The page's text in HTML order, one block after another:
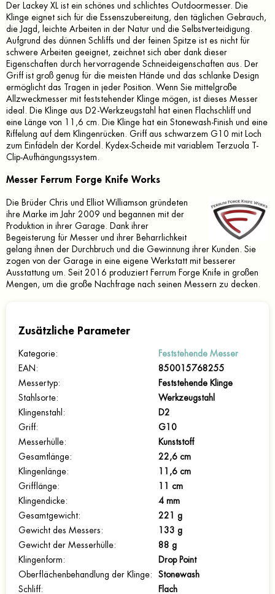
Der Lackey XL ist ein schönes und schlichtes Outdoormesser.
Die
Klinge eignet sich für die Essenszubereitung, den täglichen Gebrauch,
die Jagd, leichte Arbeiten in der Natur und die Selbstverteidigung.
Aufgrund des dünnen Schliffs und der feinen Spitze ist es nicht für
schwere Arbeiten geeignet, zeichnet sich aber dank dieser
Eigenschaften durch hervorragende Schneideigenschaften aus.
Der
Griff ist groß genug für die meisten Hände und das schlanke Design
ermöglicht das Tragen in jeder Position.
Wenn Sie mittelgroße
Allzweckmesser mit feststehender Klinge mögen, ist dieses Messer
ideal.
Die Klinge aus D2-Werkzeugstahl hat einen Flachschliff und
eine Länge von 11,6 cm.
Die Klinge hat ein Stonewash-Finish und eine
Riffelung auf dem Klingenrücken.
Griff aus schwarzem G10 mit Loch
zum Einfädeln der Kordel.
Kydex-Scheide mit variablem Terzuola T-
Clip-Aufhängungssystem.
Messer Ferrum Forge Knife Works
Die Brüder Chris und Elliot Williamson gründeten
ihre Marke im Jahr 2009 und begannen mit der
Produktion in ihrer Garage.
Dank ihrer
Begeisterung für Messer und ihrer Beharrlichkeit
gelang ihnen der Durchbruch und die Gewinnung ihrer Kunden.
Sie
zogen von der Garage in eine eigene Werkstatt mit besserer
Ausstattung um.
Seit 2016 produziert Ferrum Forge Knife in großen
Mengen, um die große Nachfrage nach seinen Messern zu decken.
Zusätzliche Parameter
Kategorie:
Feststehende Messer
EAN :
850015768255
Messertyp:
Feststehende Klinge
Stahlsorte:
Werkzeugstahl
Klingenstahl :
D2
Griff:
G10
Messerhülle:
Kunststoff
Gesamtlänge:
22,6 cm
Klingenlänge:
11,6 cm
Grifflänge:
11 cm
Klingendicke:
4 mm
Gesamtgewicht:
221 g
Gewicht des Messers :
133 g
Gewicht der Messerhülle:
88 g
Klingenform :
Drop Point
Oberflächenbehandlung der Klinge:
Stonewash
Schliff: Flach